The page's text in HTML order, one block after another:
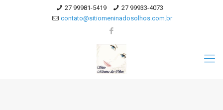
27 99981-5419
27 99933-4073
contato@sitiomeninadosolhos.com.br